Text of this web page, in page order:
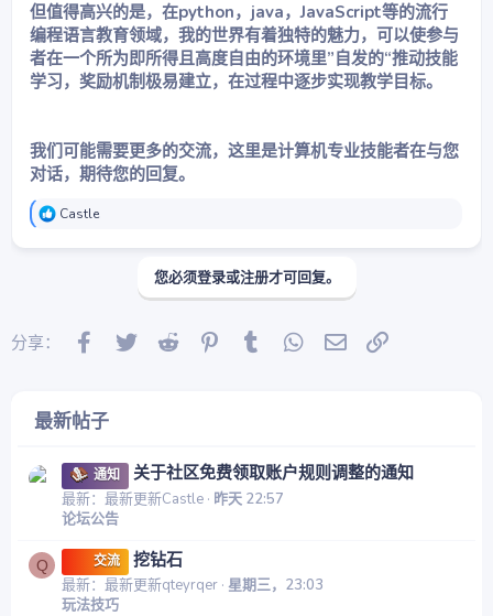
但值得高兴的是，在python，java，JavaScript等的流行
编程语言教育领域，我的世界有着独特的魅力，可以使参与
者在一个所为即所得且高度自由的环境里”自发的“推动技能
学习，奖励机制极易建立，在过程中逐步实现教学目标。
我们可能需要更多的交流，这里是计算机专业技能者在与您
对话，期待您的回复。
反
：
Castle
您必须登录或注册才可回复。
分享： Facebook
Twitter Reddit PinterestTumblr WhatsApp
邮件
最新帖子
通知 关于社区免费领取账户规则调整的通知
最新：最新更新Castle 昨天 22:57
论坛公告
Q 交流 挖钻石
最新：最新更新qteyrqer 星期三，23:03
玩法技巧